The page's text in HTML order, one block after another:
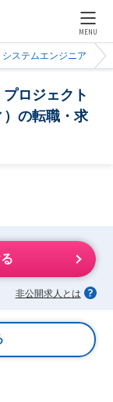
MENU
システムエンジニア
ロジェクト
）の転職・求
非公開求人とは